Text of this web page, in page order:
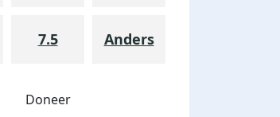
7.5 Anders
Doneer